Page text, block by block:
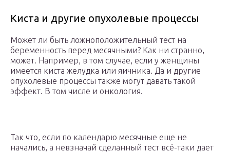
Киста и другие опухолевые процессы
Может ли быть ложноположительный тест на
беременность перед месячными? Как ни странно,
может. Например, в том случае, если у женщины
имеется киста желудка или яичника. Да и другие
опухолевые процессы также могут давать такой
эффект. В том числе и онкология.
Так что, если по календарю месячные еще не
начались, а невзначай сделанный тест всё-таки дает